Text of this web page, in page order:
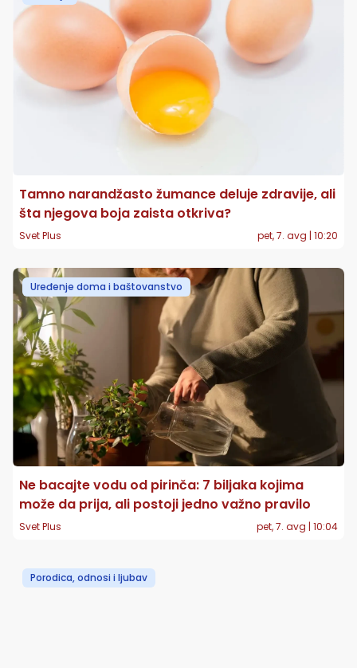
Tamno narandžasto žumance deluje zdravije, ali
šta njegova boja zaista otkriva?
Svet Plus pet, 7. avg | 10:20
Uređenje doma i baštovanstvo
Ne bacajte vodu od pirinča: 7 biljaka kojima
može da prija, ali postoji jedno važno pravilo
Svet Plus pet, 7. avg | 10:04
Porodica, odnosi i ljubav